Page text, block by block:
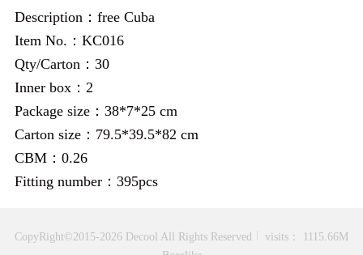
Description：free Cuba
Item No.：KC016
Qty/Carton：30
Inner box：2
Package size：38*7*25 cm
Carton size：79.5*39.5*82 cm
CBM：0.26
Fitting number：395pcs
CopyRight©2015-2026 Decool All Rights Reserved
visits： 1115.66M